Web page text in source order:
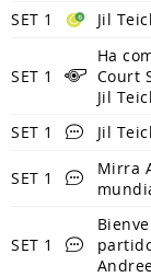
SET 1
Jil
SET 1
Ha
Court
Jil
SET 1
Jil
SET 1
Mirra
SET 1